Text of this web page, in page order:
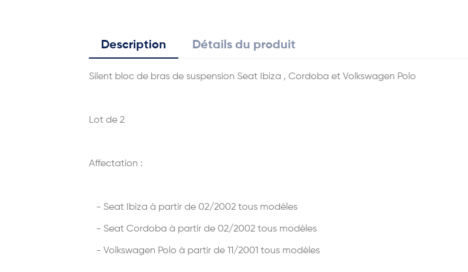
Description Détails du produit
Silent bloc de bras de suspension Seat Ibiza , Cordoba et Volkswagen Polo
Lot de 2
Affectation :
- Seat Ibiza à partir de 02/2002 tous modèles
- Seat Cordoba à partir de 02/2002 tous modèles
- Volkswagen Polo à partir de 11/2001 tous modèles